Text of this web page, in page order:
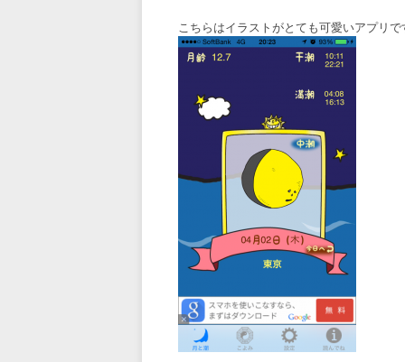
こちらはイラストがとても可愛いアプリで